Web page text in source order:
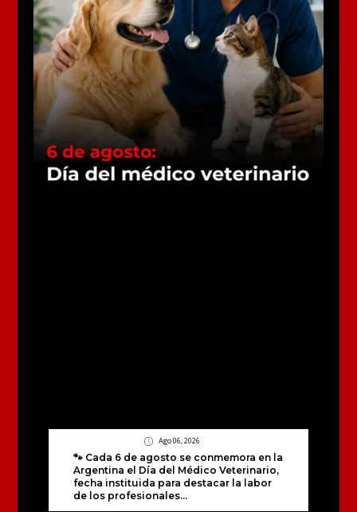
Ago 06, 2026
🐾 Cada 6 de agosto se conmemora en la
Argentina el Día del Médico Veterinario,
fecha instituida para destacar la labor
de los profesionales...